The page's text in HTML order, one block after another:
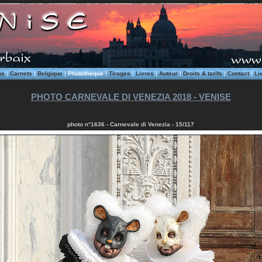
| Carnets|Belgique|Phototheque|Tirages|Livres|Auteur|Droits & tarifs|Contact|
PHOTO CARNEVALE DI VENEZIA 2018 - VENISE
photo n°1636 - Carnevale di Venezia - 15/117